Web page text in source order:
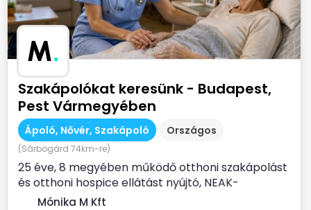
M.
Szakápolókat keresünk - Budapest,
Pest Vármegyében
Ápoló, Nővér, Szakápoló Országos
(Sárbogárd 74km-re)
25 éve, 8 megyében működő otthoni szakápolást
és otthoni hospice ellátást nyújtó, NEAK-
finanszírozott...
Mónika M Kft